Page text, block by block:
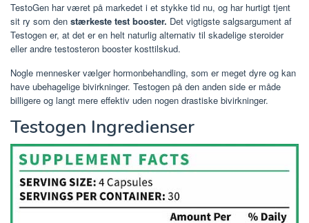
TestoGen har været på markedet i et stykke tid nu, og har hurtigt tjent
sit ry som den stærkeste test booster. Det vigtigste salgsargument af
Testogen er, at det er en helt naturlig alternativ til skadelige steroider
eller andre testosteron booster kosttilskud.
Nogle mennesker vælger hormonbehandling, som er meget dyre og kan
have ubehagelige bivirkninger. Testogen på den anden side er måde
billigere og langt mere effektiv uden nogen drastiske bivirkninger.
Testogen Ingredienser